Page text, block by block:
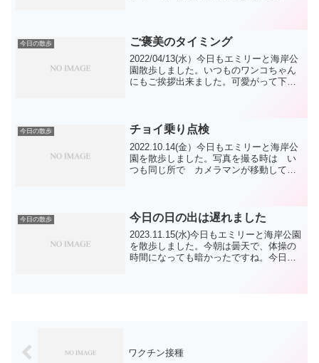
ままの...
今日の散歩 ご褒美のタイミング
2022/04/13(水）今日もエミリーと海岸公
園散歩しました。いつものワンコちゃん
にもご挨拶出来ました。可愛がって下さ
から 水分補...
今日の散歩 チョイ乗り点検
2022.10.14(金）今日もエミリーと海岸公
園を散歩しました。写真を撮る時は い
つも同じ所で カメラマンが移動してい
けです。今日...
今日の散歩 今日の日の出は遅れました
2023.11.15(水)今日もエミリーと海岸公園
を散歩しました。今朝は曇天で、体操の
時間になっても暗かったですね。今日も
ワクチン接種